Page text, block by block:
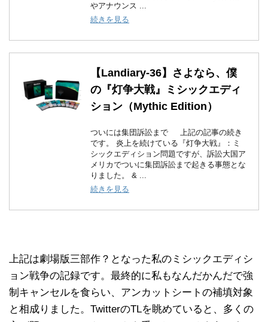
やアナウンス ...
続きを見る
【Landiary-36】さよなら、僕
の『灯争大戦』ミシックエディ
ション（Mythic Edition）
ついには集団訴訟まで 上記の記事の続き
です。 炎上を続けている『灯争大戦』：ミ
シックエディション問題ですが、訴訟大国ア
メリカでついに集団訴訟まで起きる事態とな
りました。 & ...
続きを見る
上記は劇場版三部作？となった私のミシックエディシ
ョン戦争の記録です。最終的に私もなんだかんだで強
制キャンセルを食らい、アンカットシートの補填対象
と相成りました。TwitterのTLを眺めていると、多くの